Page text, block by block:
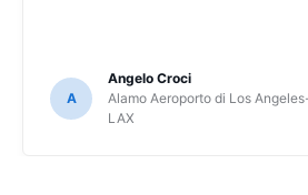
A
Angelo Croci
Alamo Aeroporto di Los
LAX